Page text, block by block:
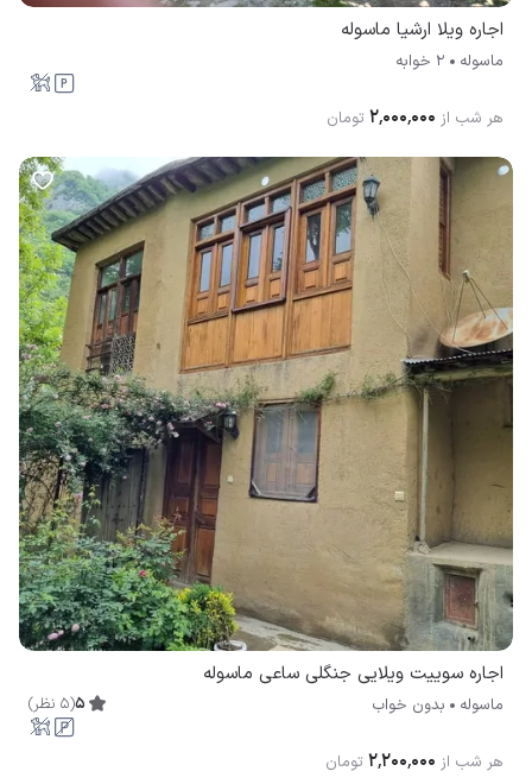
اجاره ویلا ارشیا ماسوله
ماسوله 2 خوابه
هر شب از ۲٬۰۰۰٬۰۰۰ تومان
اجاره سوییت ویلایی جنگلی ساعی ماسوله
ماسوله بدون خواب 5
(
5 نظر)
هر شب از ۲٬۲۰۰٬۰۰۰ تومان